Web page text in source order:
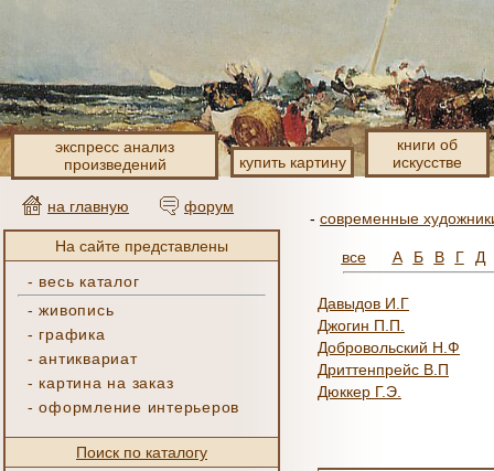
экспресс анализ
произведений
купить картину
книги об
искусстве
на главную форум
На сайте представлены
- весь каталог
-живопись
- графика
-антиквариат
- картина на заказ
-оформление интерьеров
Поиск по каталогу
- современные
все А Б В Г Д
Давыдов И.Г
Джогин П.П.
Добровольский Н.Ф
Дриттенпрейс В.П
Дюккер Г.Э.